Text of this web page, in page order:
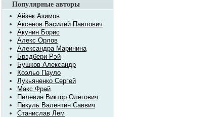
Популярные авторы
Айзек Азимов
Аксенов Василий Павлович
Акунин Борис
Алекс Орлов
Александра Маринина
Брэдбери Рэй
Бушков Александр
Коэльо Пауло
Лукьяненко Сергей
Макс Фрай
Пелевин Виктор Олегович
Пикуль Валентин Саввич
Станислав Лем